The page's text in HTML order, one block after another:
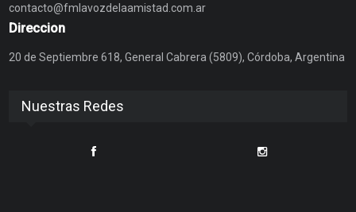
contacto@fmlavozdelaamistad.com.ar
Direccion
20 de Septiembre 618, General Cabrera (5809), Córdoba, Argentina
Nuestras Redes